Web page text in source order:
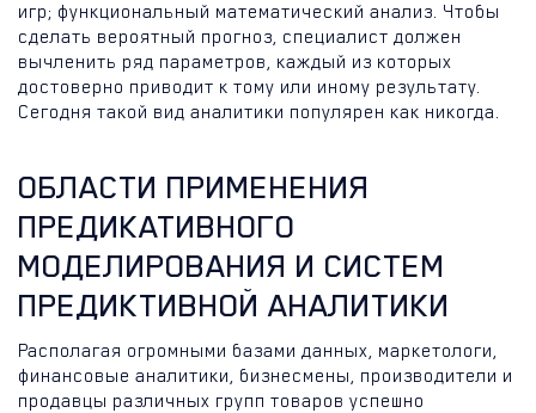
игр; функциональный математический анализ. Чтобы
сделать вероятный прогноз, специалист должен
вычленить ряд параметров, каждый из которых
достоверно приводит к тому или иному результату.
Сегодня такой вид аналитики популярен как никогда.
ОБЛАСТИ ПРИМЕНЕНИЯ
ПРЕДИКАТИВНОГО
МОДЕЛИРОВАНИЯ И СИСТЕМ
ПРЕДИКТИВНОЙ АНАЛИТИКИ
Располагая огромными базами данных, маркетологи,
финансовые аналитики, бизнесмены, производители и
продавцы различных групп товаров успешно